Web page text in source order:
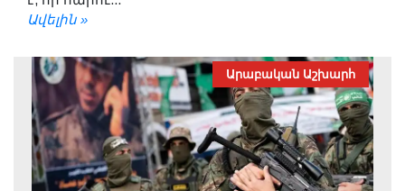
Ավելին »
Արաբական Աշխարհ